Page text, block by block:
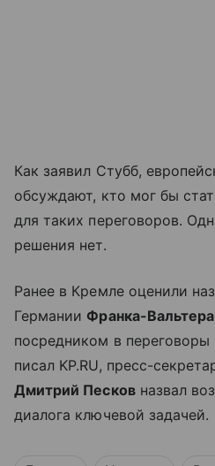
Как заявил Стубб,
обсуждают, кто мог бы
для таких переговоров.
решения нет.
Ранее в Кремле оценили
Германии Франка-
посредником в
писал KP.RU, пресс-
Дмитрий Песковназвал
диалога ключевой задачей.